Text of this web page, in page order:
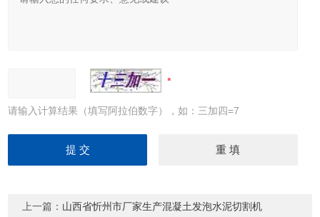
请输入计算结果（填写阿拉伯数字），如：三加四=7
上一篇： 山西省忻州市厂家生产混凝土发泡水泥切割机